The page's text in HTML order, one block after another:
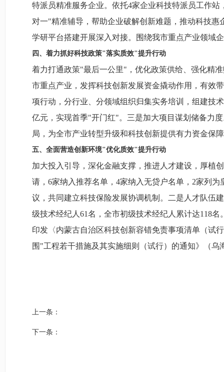
特派员精准服务企业。依托4家企业科技特派员工作
对一"精准辅导，帮助企业破解创新难题，推动科技
学研平台搭建开展深入对接。围绕我市重点产业领域
四、着力抓好科技政策"落实质效"提升行动
着力打通政策"最后一公里"，优化政策供给、强化精
市重点产业，发挥科技创新发展资金撬动作用，有效
项行动，分行业、分领域组织归集实务培训，组建技
亿元，实现首季"开门红"。三是加大项目谋划储备力
局，为全市产业转型升级和科技创新提供有力资金保
五、全面营造创新环境"优化质效"提升行动
加大投入引导，深化金融支撑，推进人才建设，厚植
请，6家纳入推荐名单，4家纳入无贷户名单，2家列
议，共同建立科技保险发展协调机制。二是人才队伍
级技术经纪人61名，全市初级技术经纪人累计达118
印发〈内蒙古自治区科技创新容错免责事项清单（试
围"工程若干措施及其实施细则（试行）的通知》（
上一条：
下一条：